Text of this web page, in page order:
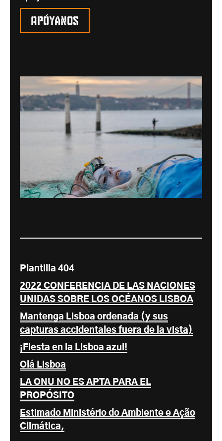
Apóyanos
Plantilla 404
2022 CONFERENCIA DE LAS NACIONES
UNIDAS SOBRE LOS OCÉANOS LISBOA
Mantenga Lisboa ordenada (y sus
capturas accidentales fuera de la vista)
¡Fiesta en la Lisboa azul!
Olá Lisboa
LA ONU NO ES APTA PARA EL
PROPÓSITO
Estimado Ministério do Ambiente e Ação
Climática,